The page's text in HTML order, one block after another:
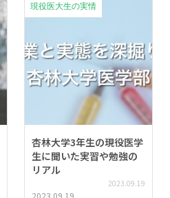
現役医大生の実情
杏林大学3年生の現役医学
生に聞いた実習や勉強の
リアル
2023.09.19
2023.09.19